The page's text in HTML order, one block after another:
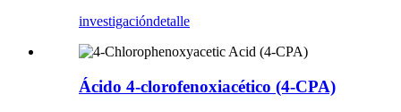
investigacióndetalle
Ácido 4-clorofenoxiacético (4-CPA)